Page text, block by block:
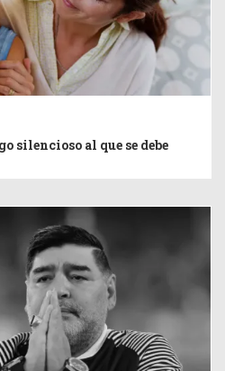
silencioso al que se debe